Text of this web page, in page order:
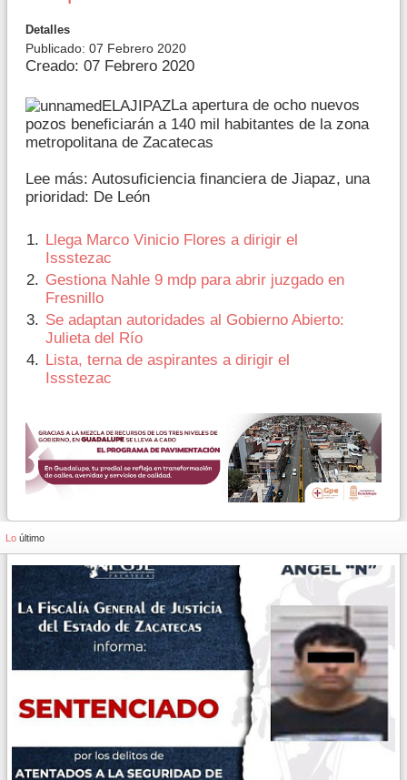
Detalles
Publicado: 07 Febrero 2020
Creado: 07 Febrero 2020
La apertura de ocho nuevos
pozos beneficiarán a 140 mil habitantes de la zona
metropolitana de Zacatecas
Lee más: Autosuficiencia financiera de Jiapaz, una
prioridad: De León
Llega Marco Vinicio Flores a dirigir el
Issstezac
Gestiona Nahle 9 mdp para abrir juzgado en
Fresnillo
Se adaptan autoridades al Gobierno Abierto:
Julieta del Río
Lista, terna de aspirantes a dirigir el
Issstezac
Lo último